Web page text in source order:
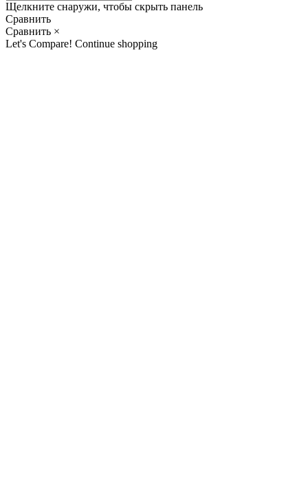
Щелкните снаружи, чтобы скрыть панель
Сравнить
Сравнить ×
Let's Compare! Continue shopping